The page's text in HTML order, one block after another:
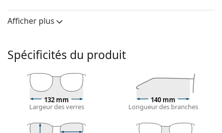
la fonction d'essai virtuel de Lentiamo.
La couleur noire de la monture s'accorde
parfaitement avec tous les teints et des cheveux
blonds clairs, châtains clairs ou noirs.
Les montures rondes sont un choix idéal pour les
personnes ayant une forme de visage carrée
ou ovale.
conserve bien sa forme et offre une grande stabilité
Afficher plus
Spécificités du produit
132 mm
Largeur des verres
140 mm
Longueur des branches